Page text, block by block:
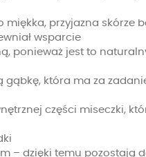
miękka, przyjazna skórze
wsparcie
ponieważ jest to
gąbkę, która ma za
części miseczki,
– dzięki temu pozostają